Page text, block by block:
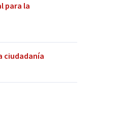
para la
ciudadanía